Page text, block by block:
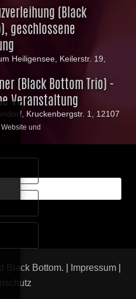
und
(Black
geschlossene
Heiligensee, Keilerstr. 19,
(Black Bottom Trio) -
Veranstaltung
Kruckenbergstr. 1, 12107
Black Bottom. | Impressum|